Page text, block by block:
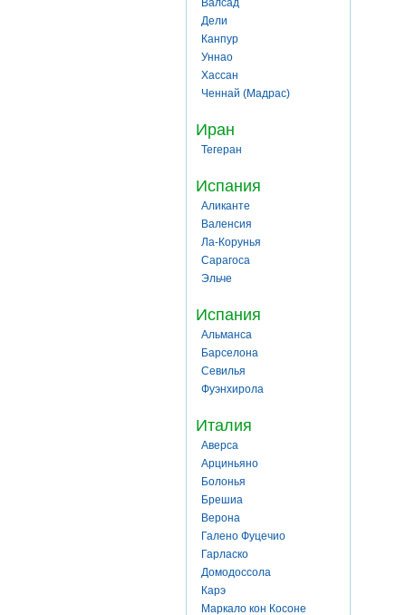
Валсад
Дели
Канпур
Уннао
Хассан
Ченнай (Мадрас)
Иран
Тегеран
Испания
Аликанте
Валенсия
Ла-Корунья
Сарагоса
Эльче
Испания
Альманса
Барселона
Севилья
Фуэнхирола
Италия
Аверса
Арциньяно
Болонья
Брешиа
Верона
Галено Фуцечио
Гарласко
Домодоссола
Карэ
Маркало кон Косоне